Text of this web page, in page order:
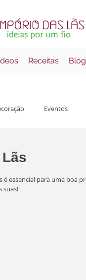
Receitas Blog
Eventos
essencial para uma boa
suas!